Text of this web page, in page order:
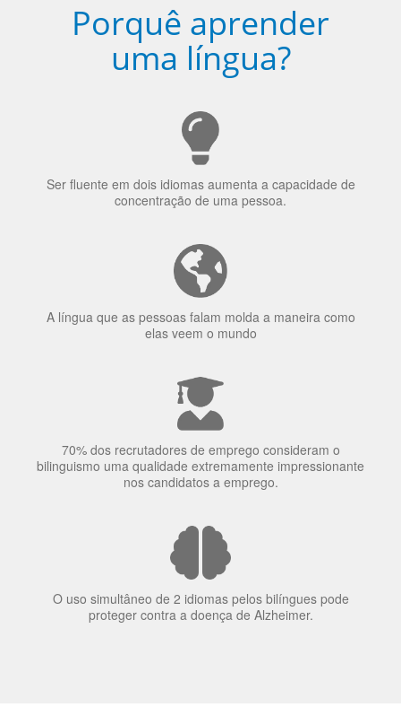
Porquê aprender
uma língua?
Ser fluente em dois idiomas aumenta a capacidade de
concentração de uma pessoa.
A língua que as pessoas falam molda a maneira como
elas veem o mundo
70% dos recrutadores de emprego consideram o
bilinguismo uma qualidade extremamente impressionante
nos candidatos a emprego.
O uso simultâneo de 2 idiomas pelos bilíngues pode
proteger contra a doença de Alzheimer.